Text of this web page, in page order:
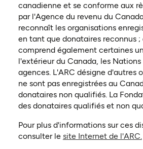
canadienne et se conforme aux
par l'Agence du revenu du
reconnaît les organisations
en tant que donataires reconnus
comprend également certaines
l'extérieur du Canada, les Nations
agences. L'ARC désigne d'autres
ne sont pas enregistrées au
donataires non qualifiés. La
des donataires qualifiés et non
Pour plus d'informations sur ces
consulter le site Internet de l'ARC.